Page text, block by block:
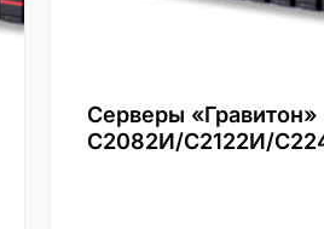
Серверы «Гравитон»
С2082И/С2122И/